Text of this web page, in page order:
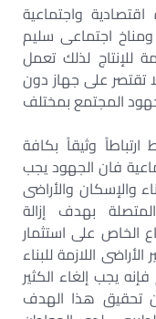
واجتماعية
اجتماعى سليم
للإنتاج لذلك تعمل
تقتصر على جهاز دون
المجتمع بمختلف
وثيقاً بكافة
فان الجهود يجب
والإسكان والأراضى
بهدف إزالة
الخاص على استثمار
اللازمة للبناء
يجب إلغاء الكثير
تحقيق هذا الهدف